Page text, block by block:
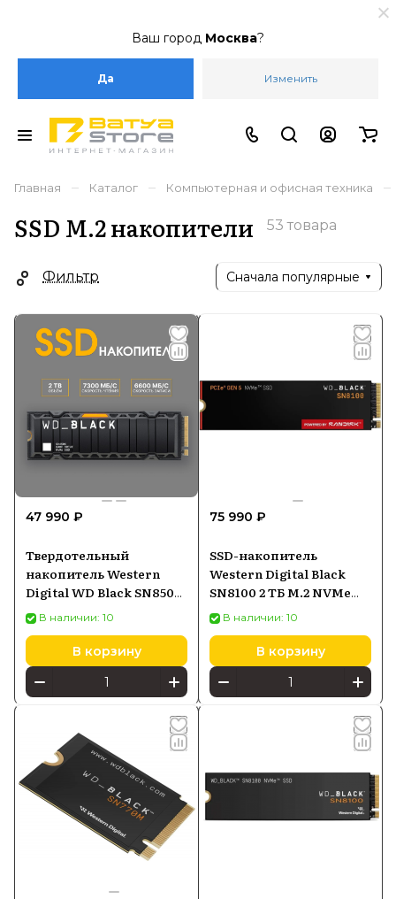
Ваш город Москва?
Да Изменить
Главная – Каталог – Компьютерная и офисная техника –
SSD M.2 накопители 53 товара
Фильтр Сначала популярные
47 990 ₽
Твердотельный
накопитель Western
Digital WD Black SN850X
с радиатором 2 ТБ M.2
WDS200T2XHE
В наличии: 10
В корзину
75 990 ₽
SSD-накопитель
Western Digital Black
SN8100 2 ТБ M.2 NVMe
(WDS200T1X0M)
В наличии: 10
В корзину